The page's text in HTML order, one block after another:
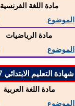
مادة اللغة الفرنسية
الموضوع
مادة الرياضيات
الموضوع
شهادة التعليم الابتدائي 2017
مادة اللغة العربية
الموضوع